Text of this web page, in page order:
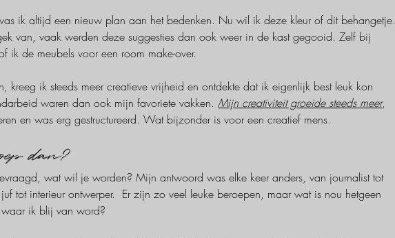
ik altijd een nieuw plan aan het bedenken. Nu wil ik deze kleur of dit behangetje.
van, vaak werden deze suggesties dan ook weer in de kast gegooid. Zelf bij
ik de meubels voor een room make-over.
kreeg ik steeds meer creatieve vrijheid en ontdekte dat ik eigenlijk best leuk kon
waren dan ook mijn favoriete vakken. Mijn creativiteit groeide steeds meer,
en was erg gestructureerd. Wat bijzonder is voor een creatief mens.
dan?
wat wil je worden? Mijn antwoord was elke keer anders, van journalist tot
tot interieur ontwerper.  Er zijn zo veel leuke beroepen, maar wat is nou hetgeen
ik blij van word?